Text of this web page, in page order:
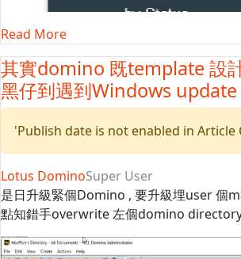
Read More
其實domino 既template 設
黑仔到遇到Windows
'Publish date is not enabled in
Lotus DominoSuper User
是日升級緊個Domino , 要升級埋user 個
點知錯手overwrite 左個domino